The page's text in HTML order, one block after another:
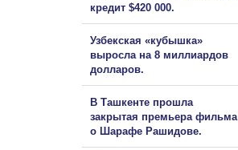
кредит $420 000.
Узбекская «кубышка»
выросла на 8 миллиардов
долларов.
В Ташкенте прошла
закрытая премьера фильма
о Шарафе Рашидове.